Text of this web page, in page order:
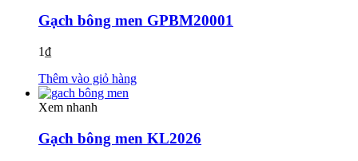
Gạch bông men GPBM20001
1₫
Thêm vào giỏ hàng
Xem nhanh
Gạch bông men KL2026